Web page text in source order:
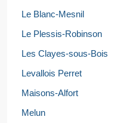
Le Blanc-Mesnil
Le Plessis-Robinson
Les Clayes-sous-Bois
Levallois Perret
Maisons-Alfort
Melun